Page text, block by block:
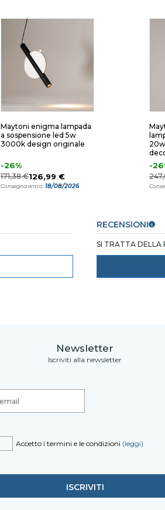
Maytoni enigma lampada
a sospensione led 5w
3000k design originale
-26%
171,38 €126,99 €
Consegna entro:18/08/2026
-
RECENSIONI
SI TRATTA DELLA
Newsletter
Iscriviti alla newsletter
Accetto i termini e le condizioni (leggi)